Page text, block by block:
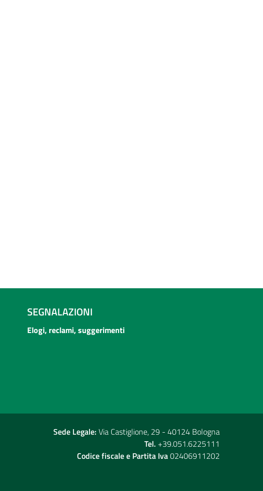
SEGNALAZIONI
Elogi, reclami, suggerimenti
Sede Legale: Via Castiglione, 29 - 40124 Bologna
Tel. +39.051.6225111
Codice fiscale e Partita Iva02406911202